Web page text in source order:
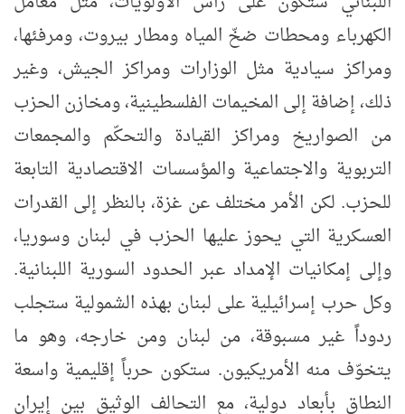
الكهرباء ومحطات ضخّ المياه ومطار بيروت، ومرفئها،
ومراكز سيادية مثل الوزارات ومراكز الجيش، وغير
ذلك، إضافة إلى المخيمات الفلسطينية، ومخازن الحزب
من الصواريخ ومراكز القيادة والتحكّم والمجمعات
التربوية والاجتماعية والمؤسسات الاقتصادية التابعة
للحزب. لكن الأمر مختلف عن غزة، بالنظر إلى القدرات
العسكرية التي يحوز عليها الحزب في لبنان وسوريا،
وإلى إمكانيات الإمداد عبر الحدود السورية اللبنانية.
وكل حرب إسرائيلية على لبنان بهذه الشمولية ستجلب
ردوداً غير مسبوقة، من لبنان ومن خارجه، وهو ما
يتخوّف منه الأمريكيون. ستكون حرباً إقليمية واسعة
النطاق بأبعاد دولية، مع التحالف الوثيق بين إيران